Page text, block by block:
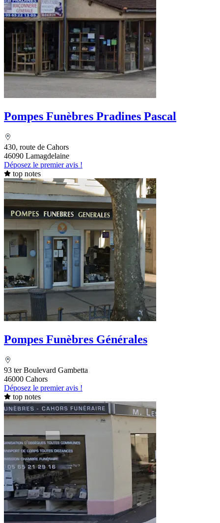
Pompes Funèbres Pradines Pascal
430, route de Cahors
46090 Lamagdelaine
Déposez le premier avis !
top notes
Pompes Funèbres Générales
93 ter Boulevard Gambetta
46000 Cahors
Déposez le premier avis !
top notes